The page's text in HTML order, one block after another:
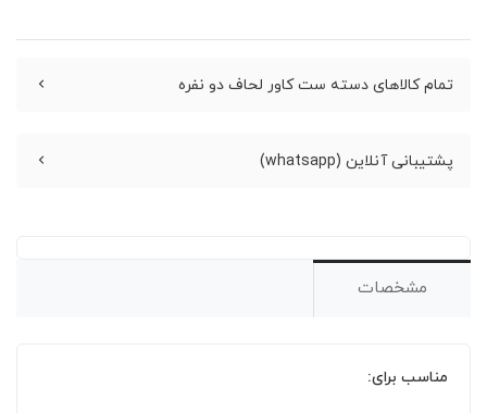
تمام کالاهای دسته ست کاور لحاف دو نفره
پشتیبانی آنلاین (whatsapp)
مشخصات
مناسب برای: